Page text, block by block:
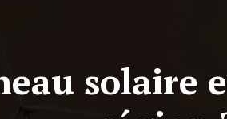
solaire